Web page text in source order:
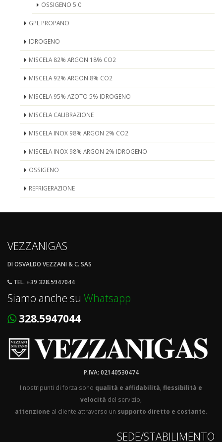
OSSIGENO 5.0
GPL PROPANO
IDROGENO
MISCELA 82% ARGON 18% CO2
MISCELA 92% ARGON 8% CO2
MISCELA 95% AZOTO 5% IDROGENO
MISCELA CALIBRAZIONE
MISCELA INOX 98% ARGON 2% CO2
MISCELA INOX 98% ARGON 2% IDROGENO
OSSIGENO
REFRIGERAZIONE
VEZZANIGAS
DI OSVALDO VEZZANI & C. SAS
TEL. +39 328.5947044
Siamo anche su Whatsapp
328.5947044
P.IVA: 02140530474
I nostripunti di forza sono qualità e affidabilità flessibilità e
velocità del servizio,
attenzione al cliente attraverso un supporto diretto e costante.
SEDE/STABILIMENTO